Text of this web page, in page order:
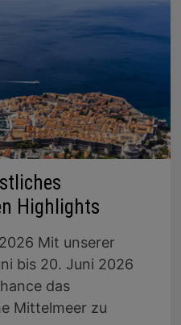
Highlights
Mit unserer
bis 20. Juni 2026
das
Mittelmeer zu